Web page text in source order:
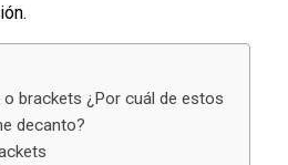
brackets ¿Por cuál de estos
decanto?